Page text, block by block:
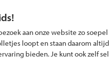
aan onze website zo
loopt en staan daarom
bieden. Je kunt ook zelf